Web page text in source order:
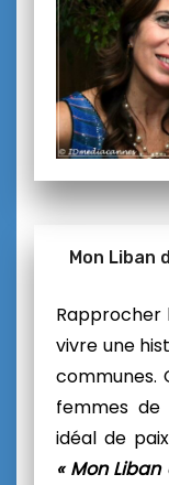
Mon Liban
Rapprocher
vivre une
communes.
femmes de
idéal de
« Mon Liban